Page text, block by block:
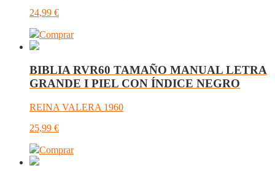
24,99 €
Comprar
BIBLIA RVR60 TAMAÑO MANUAL LETRA
GRANDE I PIEL CON ÍNDICE NEGRO
REINA VALERA 1960
25,99 €
Comprar